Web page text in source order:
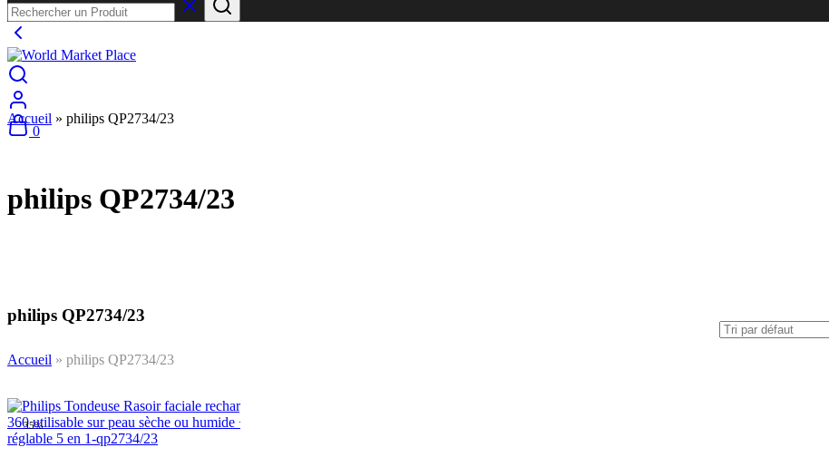
0
Accueil » philips QP2734/23
philips QP2734/23
philips QP2734/23
Accueil » philips QP2734/23
- 35%